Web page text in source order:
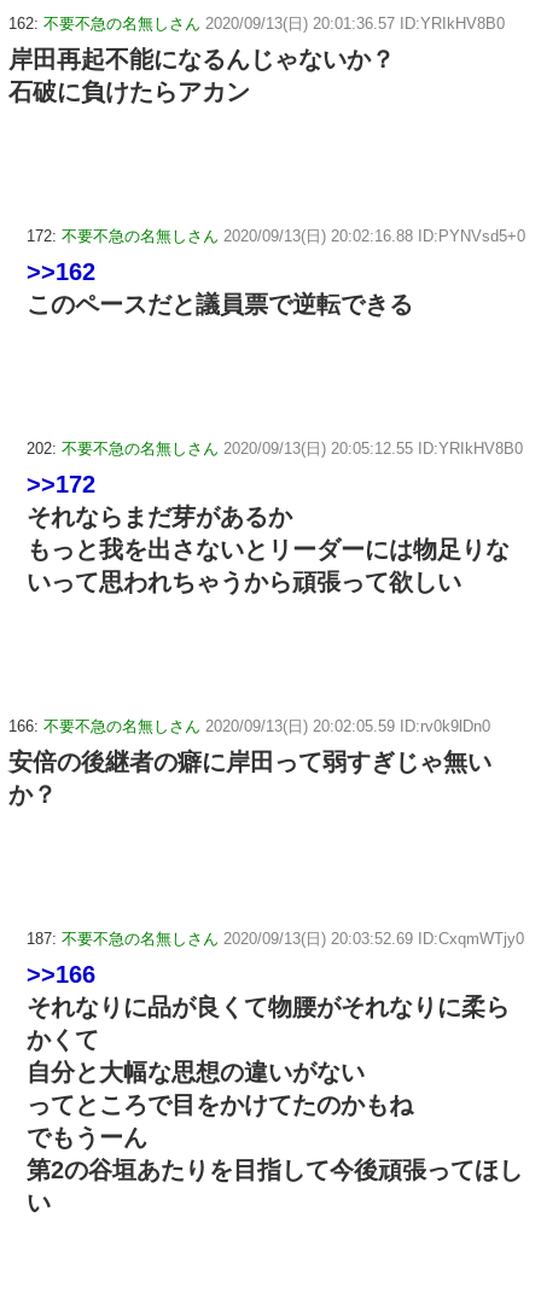
162: 不要不急の名無しさん 2020/09/13(日) 20:01:36.57 ID:YRIkHV8B0
岸田再起不能になるんじゃないか？
石破に負けたらアカン
172: 不要不急の名無しさん 2020/09/13(日) 20:02:16.88 ID:PYNVsd5+0
>>162
このペースだと議員票で逆転できる
202: 不要不急の名無しさん 2020/09/13(日) 20:05:12.55 ID:YRIkHV8B0
>>172
それならまだ芽があるか
もっと我を出さないとリーダーには物足りな
いって思われちゃうから頑張って欲しい
166: 不要不急の名無しさん 2020/09/13(日) 20:02:05.59 ID:rv0k9lDn0
安倍の後継者の癖に岸田って弱すぎじゃ無い
か？
187: 不要不急の名無しさん 2020/09/13(日) 20:03:52.69 ID:CxqmWTjy0
>>166
それなりに品が良くて物腰がそれなりに柔ら
かくて
自分と大幅な思想の違いがない
ってところで目をかけてたのかもね
でもうーん
第2の谷垣あたりを目指して今後頑張ってほし
い